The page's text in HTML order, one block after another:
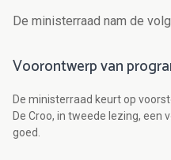
De ministerraad nam de
Voorontwerp van
De ministerraad keurt op
De Croo, in tweede lezing,
goed.